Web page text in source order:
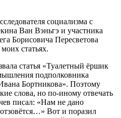
социализма с
Ван Вэньгэ и участника
Борисовича Пересветова
статьях.
статья «Туалетный ёршик
подполковника
Бортникова». Поэтому
слова, но по-иному отвечать
писал: «Нам не дано
Вот и поразил